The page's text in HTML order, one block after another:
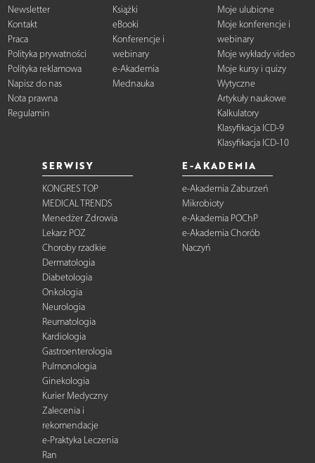
Newsletter
Kontakt
Praca
Polityka prywatności
Polityka reklamowa
Napisz do nas
Nota prawna
Regulamin
Książki
eBooki
Konferencje i
webinary
e-Akademia
Mednauka
Moje ulubione
Moje konferencje i
webinary
Moje wykłady video
Moje kursy i quizy
Wytyczne
Artykuły naukowe
Kalkulatory
Klasyfikacja ICD-9
Klasyfikacja ICD-10
SERWISY
KONGRES TOP
MEDICAL TRENDS
Menedżer Zdrowia
Lekarz POZ
Choroby rzadkie
Dermatologia
Diabetologia
Onkologia
Neurologia
Reumatologia
Kardiologia
Gastroenterologia
Pulmonologia
Ginekologia
Kurier Medyczny
Zalecenia i
rekomendacje
e-Praktyka Leczenia
Ran
E-AKADEMIA
e-Akademia Zaburzeń
Mikrobioty
e-Akademia POChP
e-Akademia Chorób
Naczyń